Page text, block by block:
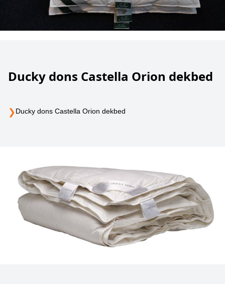
Ducky dons Castella Orion dekbed
❯Ducky dons Castella Orion dekbed